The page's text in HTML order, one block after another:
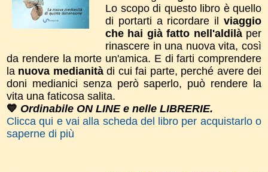
Lo scopo di questo libro è quello
di portarti a ricordare il viaggio
che hai già fatto nell'aldilà per
rinascere in una nuova vita, così
da rendere la morte un'amica. E di farti comprendere
la nuova medianitàdi cui fai parte, perché avere dei
doni medianici senza però saperlo, può rendere la
vita una faticosa salita.
💙 Ordinabile ON LINE e nelle LIBRERIE.
Clicca qui e vai alla scheda del libro per acquistarlo o
saperne di più